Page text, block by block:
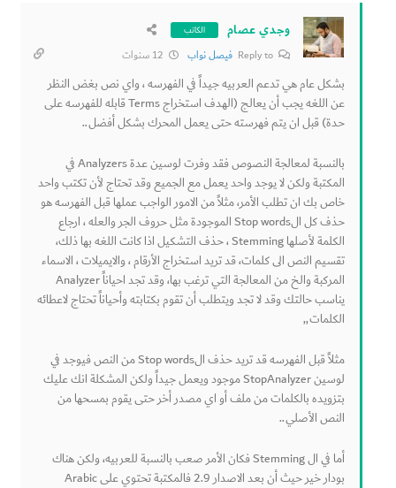
وجدي عصام الكاتب
فيصل نواب
بشكل عام هي تدعم العربيه جيداً في الفهرسه ، واي نص بغض النظر
عن اللغه يجب أن يعالج (الهدف استخراج Terms قابله للفهرسه على
حدة) قبل ان يتم فهرسته حتى يعمل المحرك بشكل أفضل..
بالنسبة لمعالجة النصوص فقد وفرت لوسين عدة Analyzers في
المكتبة ولكن لا يوجد واحد يعمل مع الجميع وقد تحتاج لأن تكتب واحد
خاص بك ان تطلب الأمر، مثلاً من الامور الواجب عملها قبل الفهرسه هو
حذف كل الStop words الموجودة مثل حروف الجر والعله ، ارجاع
الكلمة لأصلها Stemming ، حذف التشكيل اذا كانت اللغه بها ذلك،
تقسيم النص الى كلمات، قد تريد استخراج الأرقام ، والايميلات ، الاسماء
المركبة والخ من المعالجة التي ترغب بها، وقد تجد احياناً Analyzer
يناسب حالتك وقد لا تجد ويتطلب أن تقوم بكتابته وأحياناً تحتاج لاعطائه
الكلمات,,
مثلاً قبل الفهرسه قد تريد حذف الStop words من النص فيوجد في
لوسين StopAnalyzer موجود ويعمل جيداً ولكن المشكلة انك عليك
بتزويده بالكلمات من ملف أو اي مصدر أخر حتى يقوم بمسحها من
النص الأصلي..
أما في ال Stemming فكان الأمر صعب بالنسبة للعربيه، ولكن هناك
بودار خير حيث أن بعد الاصدار 2.9 فالمكتبة تحتوي على Arabic